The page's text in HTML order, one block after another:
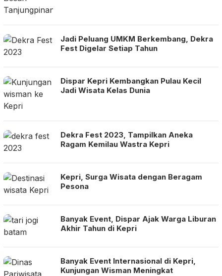
Jadi Peluang UMKM Berkembang, Dekra
Fest Digelar Setiap Tahun
Dispar Kepri Kembangkan Pulau Kecil
Jadi Wisata Kelas Dunia
Dekra Fest 2023, Tampilkan Aneka
Ragam Kemilau Wastra Kepri
Kepri, Surga Wisata dengan Beragam
Pesona
Banyak Event, Dispar Ajak Warga Liburan
Akhir Tahun di Kepri
Banyak Event Internasional di Kepri,
Kunjungan Wisman Meningkat